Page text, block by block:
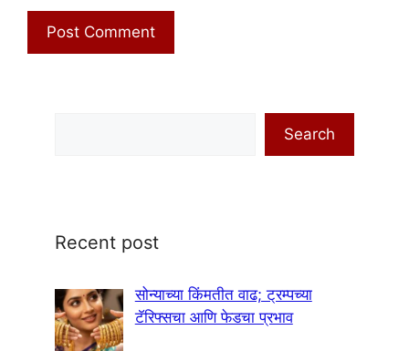
Search
Recent post
सोन्याच्या किंमतीत वाढ; ट्रम्पच्या
टॅरिफ्सचा आणि फेडचा प्रभाव